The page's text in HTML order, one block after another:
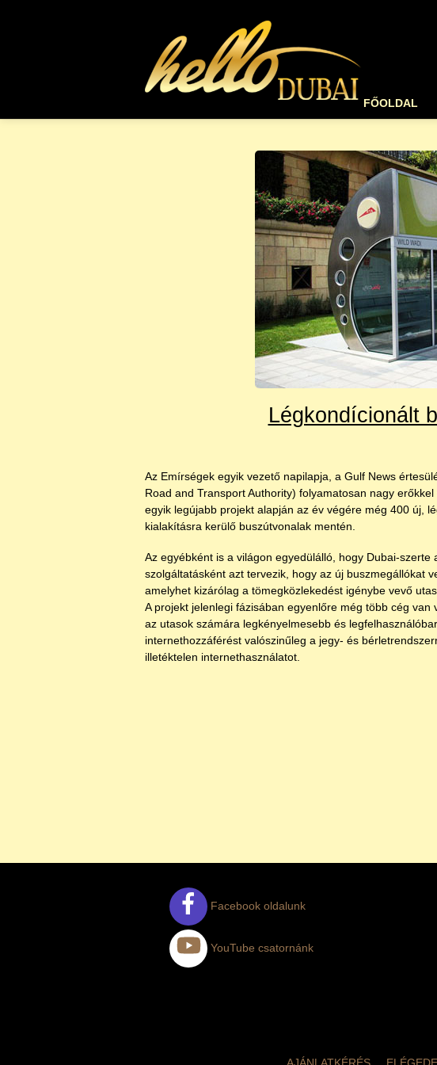
FŐOLDAL
Légkondícionált
Az Emírségek egyik vezető napilapja, a Gulf News
Road and Transport Authority) folyamatosan nagy
egyik legújabb projekt alapján az év végére még 400 új,
kialakításra kerülő buszútvonalak mentén.
Az egyébként is a világon egyedülálló, hogy Dubai-
szolgáltatásként azt tervezik, hogy az új buszmegállókat
amelyhet kizárólag a tömegközlekedést igénybe vevő
A projekt jelenlegi fázisában egyenlőre még több cég
az utasok számára legkényelmesebb és
internethozzáférést valószinűleg a jegy- és
illetéktelen internethasználatot.
Facebook oldalunk
YouTube csatornánk